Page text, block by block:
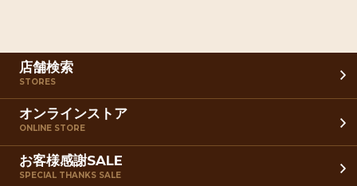
店舗検索
STORES
オンラインストア
ONLINE STORE
お客様感謝SALE
SPECIAL THANKS SALE